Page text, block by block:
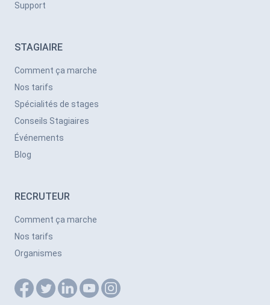
Support
STAGIAIRE
Comment ça marche
Nos tarifs
Spécialités de stages
Conseils Stagiaires
Événements
Blog
RECRUTEUR
Comment ça marche
Nos tarifs
Organismes